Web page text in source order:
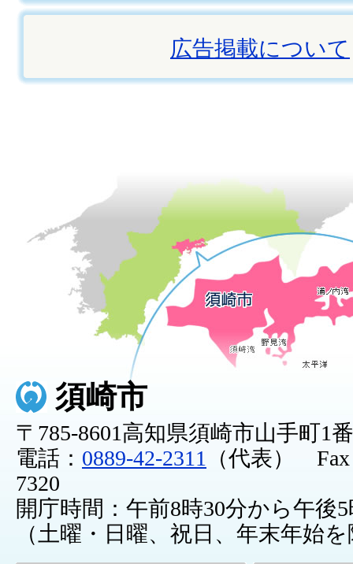
広告掲載について
須崎市
〒785-8601高知県須崎市山手町1
電話： 0889-42-2311
（代表） Fax
7320
開庁時間：午前8時30分から午後
（土曜・日曜、祝日、年末年始